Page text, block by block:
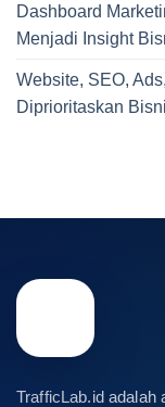
Dashboard
Menjadi Insight
Website, SEO,
Diprioritaskan
TrafficLab.id adalah